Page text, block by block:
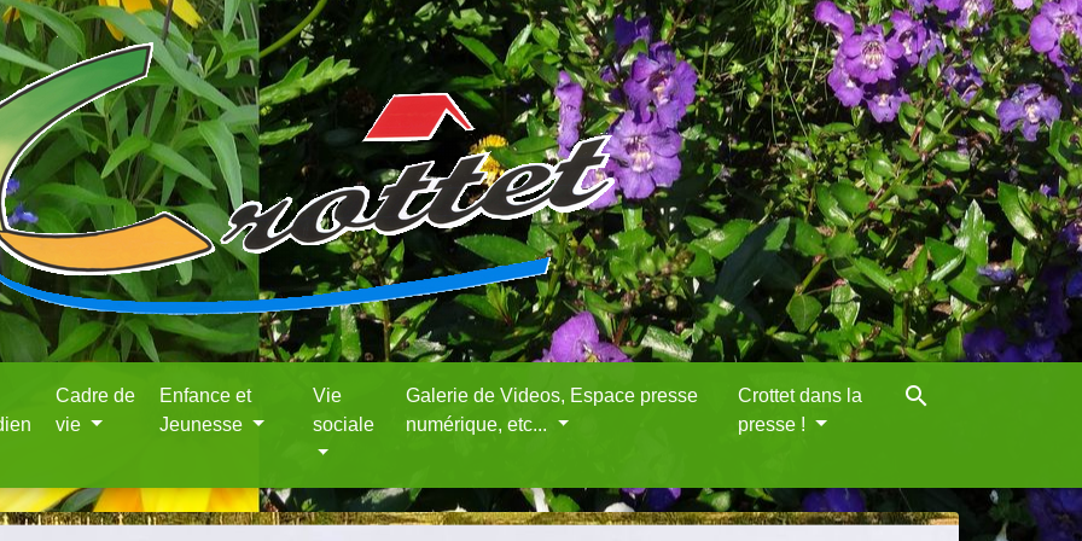
Cadre de
vie
Enfance et
Jeunesse
Vie
sociale
Galerie de Videos, Espace presse
numérique, etc...
Crottet dans la
presse !
search